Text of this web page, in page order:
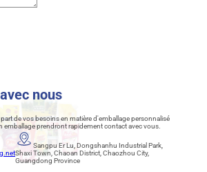
nous
de vos besoins en matière d'emballage personnalisé
emballage prendront rapidement contact avec vous.
Sangpu Er Lu, Dongshanhu Industrial Park,
Shaxi Town, Chaoan District, Chaozhou City,
Guangdong Province